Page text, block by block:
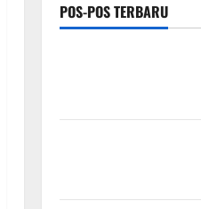
POS-POS TERBARU